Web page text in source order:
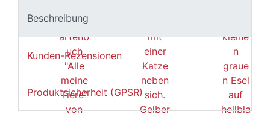
Beschreibung
Kunden-Rezensionen
Produktsicherheit (GPSR)